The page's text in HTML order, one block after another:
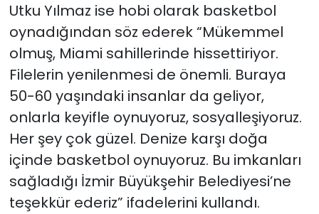
Utku Yılmaz ise hobi olarak basketbol
oynadığından söz ederek “Mükemmel
olmuş, Miami sahillerinde hissettiriyor.
Filelerin yenilenmesi de önemli. Buraya
50-60 yaşındaki insanlar da geliyor,
onlarla keyifle oynuyoruz, sosyalleşiyoruz.
Her şey çok güzel. Denize karşı doğa
içinde basketbol oynuyoruz. Bu imkanları
sağladığı İzmir Büyükşehir Belediyesi’ne
teşekkür ederiz” ifadelerini kullandı.